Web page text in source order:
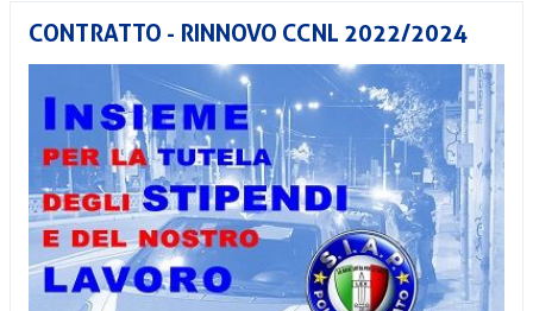
CONTRATTO - RINNOVO CCNL 2022/2024